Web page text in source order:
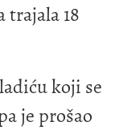
trajala 18
koji se
je prošao